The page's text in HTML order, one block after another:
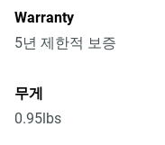
Warranty
5년 제한적 보증
무게
0.95lbs